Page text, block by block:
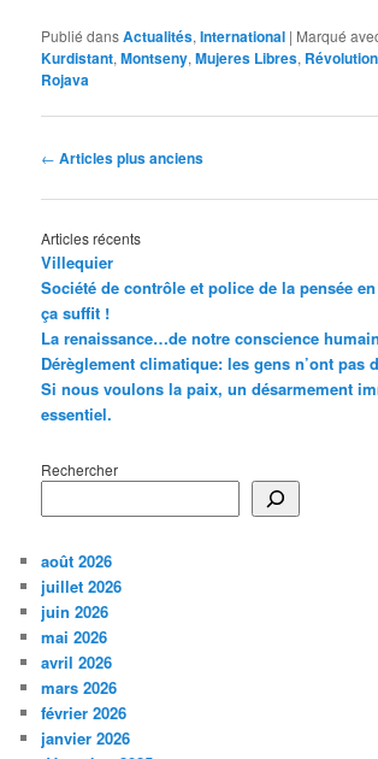
Publié dansActualités,International | Marqué
Kurdistant,Montseny,Mujeres Libres,
Rojava
Navigation
articles
← Articles plus anciens
Articles récents
Villequier
Société de contrôle et police de la pensée
ça suffit !
La renaissance…de notre conscience
Dérèglement climatique: les gens n’ont pas
Si nous voulons la paix, un désarmement
essentiel.
Rechercher
août 2026
juillet 2026
juin 2026
mai 2026
avril 2026
mars 2026
février 2026
janvier 2026